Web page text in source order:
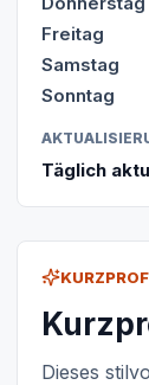
Dieses
Freitag
Samstag
Sonntag
Täglich